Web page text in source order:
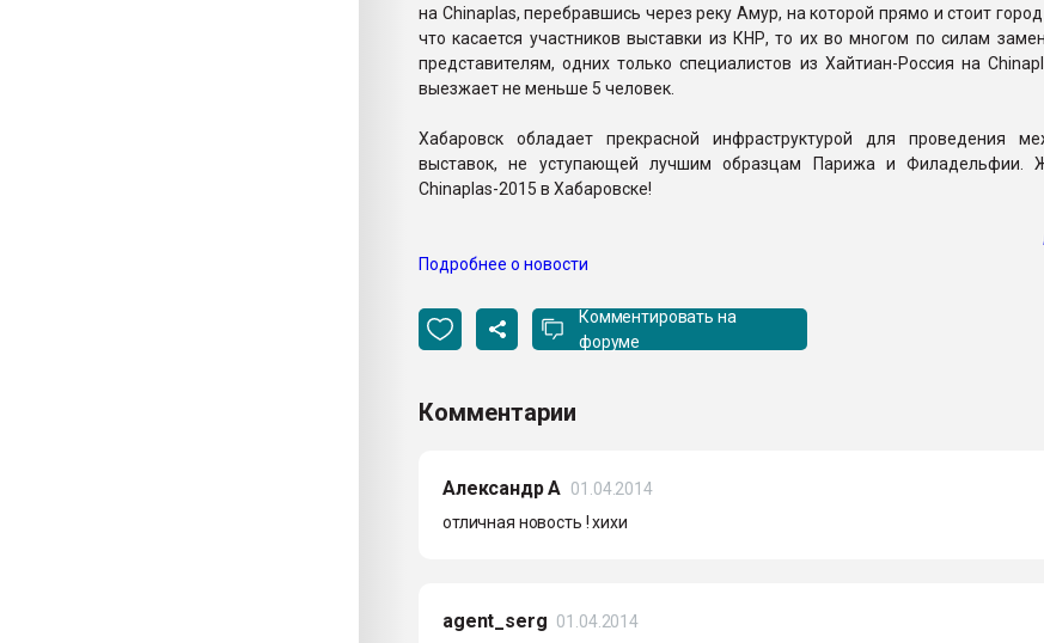
на Chinaplas, перебравшись через реку Амур, на которой прямо и стоит
что касается участников выставки из КНР, то их во многом по силам
представителям, одних только специалистов из Хайтиан-Россия на
выезжает не меньше 5 человек.
Хабаровск обладает прекрасной инфраструктурой для проведения
выставок, не уступающей лучшим образцам Парижа и Филадельфии.
Chinaplas-2015 в Хабаровске!
Подробнее о новости
Комментировать на
форуме
Комментарии
Александр А 01.04.2014
отличная новость ! хихи
agent_serg 01.04.2014